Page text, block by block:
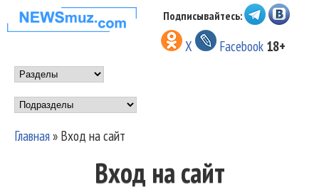
Перейти к основному
содержанию
НОВОСТИ
МУЗЫКИ И
ШОУ БИЗНЕСА
NEWSMUZ.COM
Подписывайтесь:
X Facebook 18+
Main menu
Подразделы
Вы здесь
Главная» Вход на сайт
Вход на сайт